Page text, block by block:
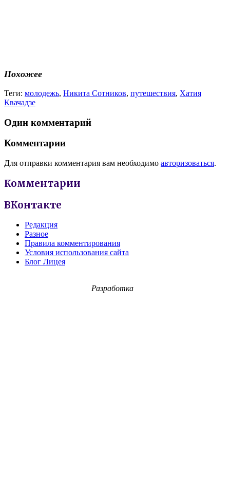
Похожее
Теги: молодежь, Никита Сотников, путешествия, Хатия
Квачадзе
Один комментарий
Комментарии
Для отправки комментария вам необходимо авторизоваться.
Комментарии
ВКонтакте
Редакция
Разное
Правила комментирования
Условия использования сайта
Блог Лицея
Разработка